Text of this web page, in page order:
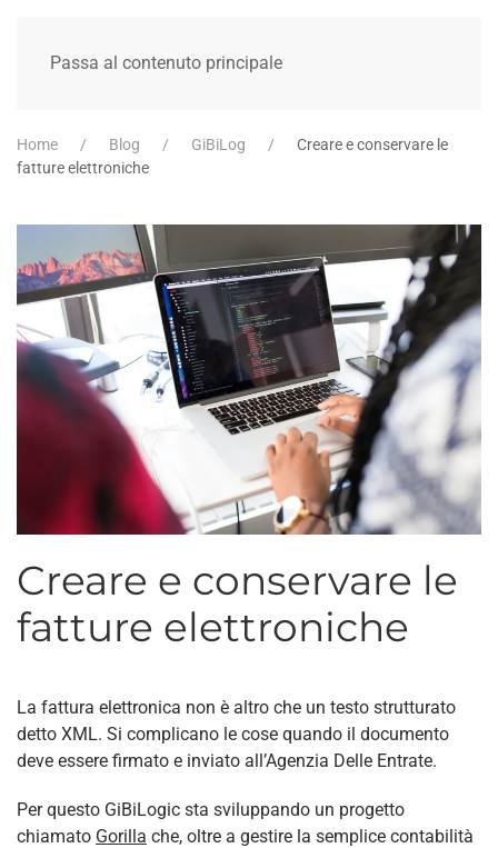
Passa al contenuto principale
Home Blog GiBiLog
Creare e conservare le
fatture elettroniche
Creare e conservare le
fatture elettroniche
La fattura elettronica non è altro che un testo strutturato
detto XML. Si complicano le cose quando il documento
deve essere firmato e inviato all’Agenzia Delle Entrate.
Per questo GiBiLogic sta sviluppando un progetto
chiamato Gorilla che, oltre a gestire la semplice contabilità